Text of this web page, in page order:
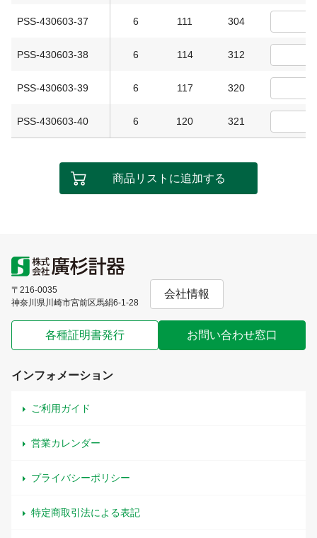
PSS-430603-37 6 111 304
PSS-430603-38 6 114 312
PSS-430603-39 6 117 320
PSS-430603-40 6 120 321
商品リストに追加する
〒216-0035
神奈川県川崎市宮前区馬絹6-1-28
会社情報
各種証明書発行 お問い合わせ窓口
インフォメーション
ご利用ガイド
営業カレンダー
プライバシーポリシー
特定商取引法による表記